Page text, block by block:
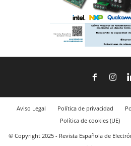
Aviso Legal Política de privacidad
Política de cookies (UE)
© Copyright 2025 - Revista Española de